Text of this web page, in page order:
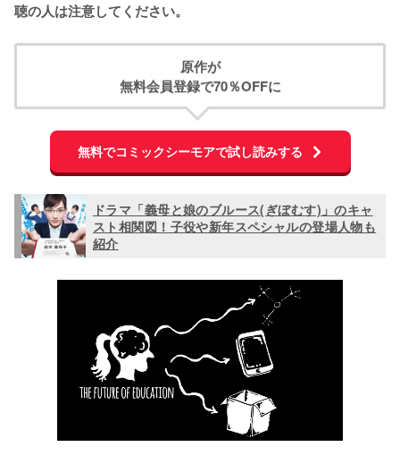
聴の人は注意してください。
原作が
無料会員登録で70％OFFに
無料でコミックシーモアで試し読みする
ドラマ「義母と娘のブルース(ぎぼむす)」のキャ
スト相関図！子役や新年スペシャルの登場人物も
紹介